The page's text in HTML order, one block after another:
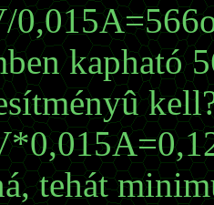
kapható
tehát